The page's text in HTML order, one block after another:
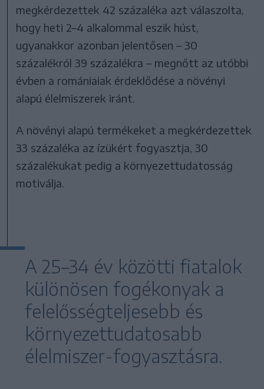
megkérdezettek 42 százaléka azt válaszolta,
hogy heti 2–4 alkalommal eszik húst,
ugyanakkor azonban jelentősen – 30
százalékról 39 százalékra – megnőtt az utóbbi
évben a romániaiak érdeklődése a növényi
alapú élelmiszerek iránt.
A növényi alapú termékeket a megkérdezettek
33 százaléka az ízükért fogyasztja, 30
százalékukat pedig a környezettudatosság
motiválja.
A 25–34 év közötti fiatalok
különösen fogékonyak a
felelősségteljesebb és
környezettudatosabb
élelmiszer-fogyasztásra.